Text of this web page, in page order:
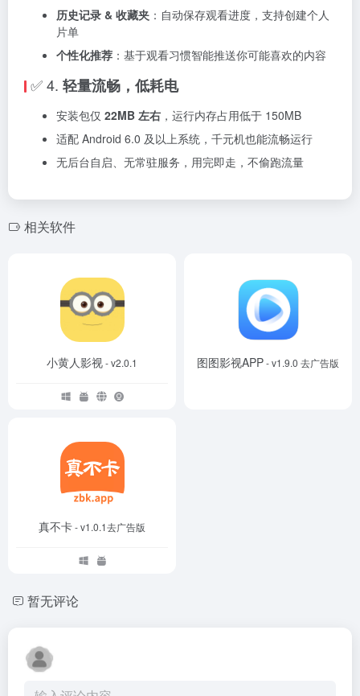
历史记录 & 收藏夹 ：自动保存观看进度，支持创建个人
片单
个性化推荐 ：基于观看习惯智能推送你可能喜欢的内容
✅ 4. 轻量流畅，低耗电
安装包仅 22MB 左右 ，运行内存占用低于 150MB
适配 Android 6.0 及以上系统，千元机也能流畅运行
无后台自启、无常驻服务，用完即走，不偷跑流量
相关软件
小黄人影视- v2.0.1 图图影视APP- v1.9.0 去广告版
真不卡- v1.0.1去广告版
暂无评论